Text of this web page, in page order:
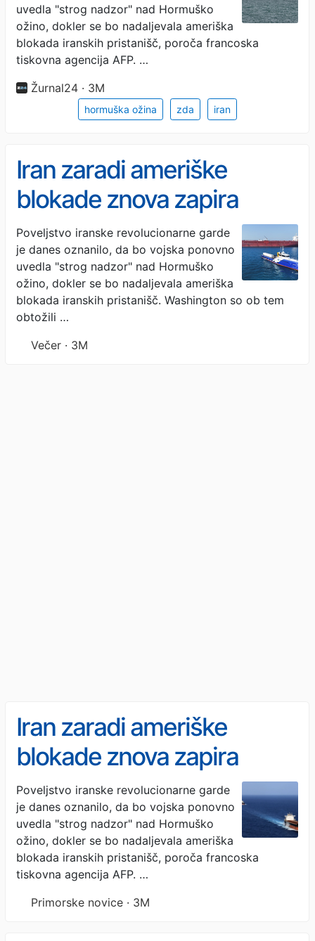
uvedla "strog nadzor" nad Hormuško
ožino, dokler se bo nadaljevala ameriška
blokada iranskih pristanišč, poroča francoska
tiskovna agencija AFP. …
Žurnal24 · 3M
hormuška ožina zda iran
Iran zaradi ameriške
blokade znova zapira
Hormuško ožino
Poveljstvo iranske revolucionarne garde
je danes oznanilo, da bo vojska ponovno
uvedla "strog nadzor" nad Hormuško
ožino, dokler se bo nadaljevala ameriška
blokada iranskih pristanišč. Washington so ob tem
obtožili …
Večer · 3M
Iran zaradi ameriške
blokade znova zapira
Hormuško ožino
Poveljstvo iranske revolucionarne garde
je danes oznanilo, da bo vojska ponovno
uvedla "strog nadzor" nad Hormuško
ožino, dokler se bo nadaljevala ameriška
blokada iranskih pristanišč, poroča francoska
tiskovna agencija AFP. …
Primorske novice · 3M